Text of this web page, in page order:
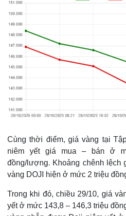
Quan sát
Cuộc sống đó đây
Cùng thời điểm, giá vàng tại
niêm yết giá mua – bán ở
đồng/lượng. Khoảng chênh lệch
vàng DOJI hiện ở mức 2 triệu
Trong khi đó, chiều 29/10, giá
yết ở mức 143,8 – 146,3 triệu